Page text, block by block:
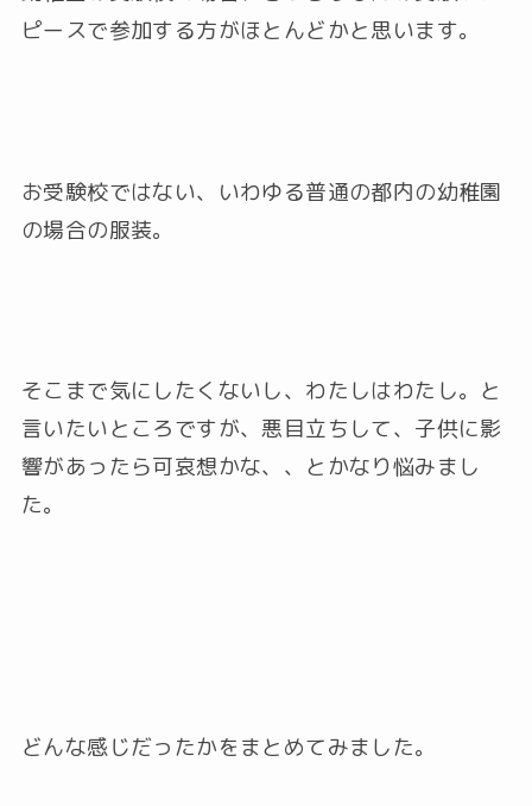
ピースで参加する方がほとんどかと思います。
お受験校ではない、いわゆる普通の都内の幼稚園
の場合の服装。
そこまで気にしたくないし、わたしはわたし。と
言いたいところですが、悪目立ちして、子供に影
響があったら可哀想かな、、とかなり悩みまし
た。
どんな感じだったかをまとめてみました。